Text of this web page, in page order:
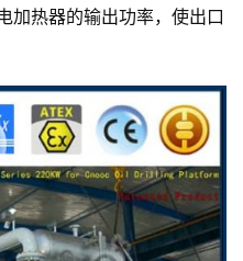
加热器的输出功率，使出口